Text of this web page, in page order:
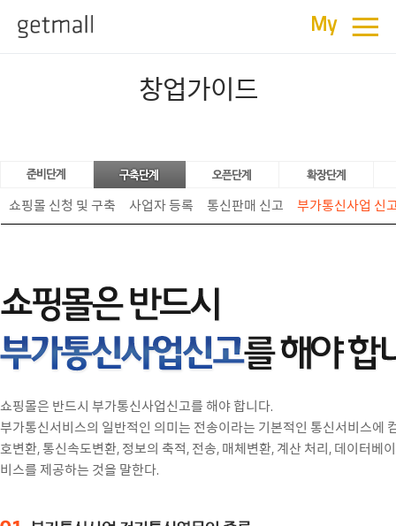
My ≡
창업가이드
쇼핑몰 신청 및 구축 사업자 등록 통신판매 신고 부가통신사업 신
쇼핑몰은 반드시 부가통신사업신고를 해야 합니다.
부가통신서비스의 일반적인 의미는 전송이라는 기본적인 통신서비스에
호변환, 통신속도변환, 정보의 축적, 전송, 매체변환, 계산 처리, 데이터베
비스를 제공하는 것을 말한다.